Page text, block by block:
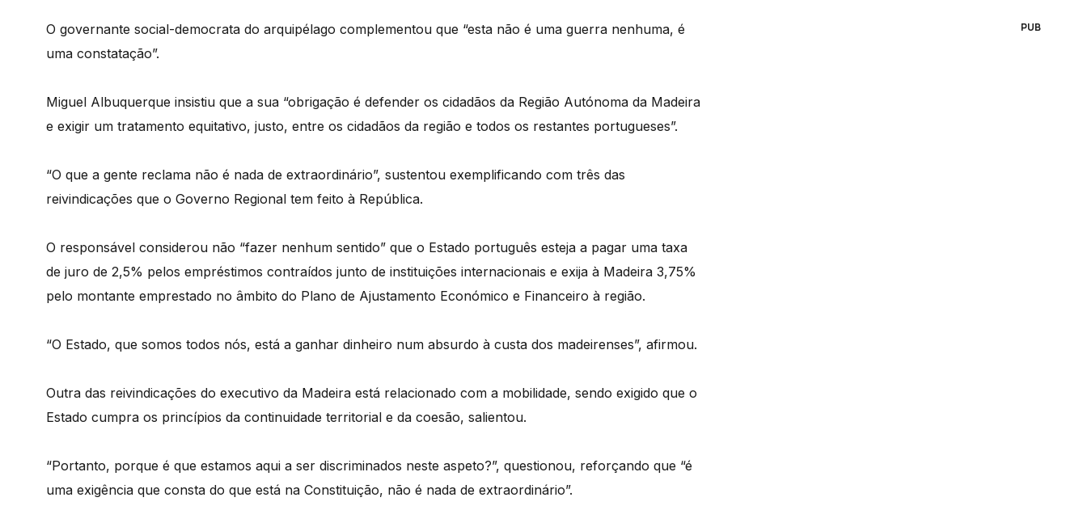
O governante social-democrata do arquipélago complementou que “esta não é uma guerra nenhuma, é
uma constatação”.
Miguel Albuquerque insistiu que a sua “obrigação é defender os cidadãos da Região Autónoma da Madeira
e exigir um tratamento equitativo, justo, entre os cidadãos da região e todos os restantes portugueses”.
“O que a gente reclama não é nada de extraordinário”, sustentou exemplificando com três das
reivindicações que o Governo Regional tem feito à República.
O responsável considerou não “fazer nenhum sentido” que o Estado português esteja a pagar uma taxa
de juro de 2,5% pelos empréstimos contraídos junto de instituições internacionais e exija à Madeira 3,75%
pelo montante emprestado no âmbito do Plano de Ajustamento Económico e Financeiro à região.
“O Estado, que somos todos nós, está a ganhar dinheiro num absurdo à custa dos madeirenses”, afirmou.
Outra das reivindicações do executivo da Madeira está relacionado com a mobilidade, sendo exigido que o
Estado cumpra os princípios da continuidade territorial e da coesão, salientou.
“Portanto, porque é que estamos aqui a ser discriminados neste aspeto?”, questionou, reforçando que “é
uma exigência que consta do que está na Constituição, não é nada de extraordinário”.
PUB